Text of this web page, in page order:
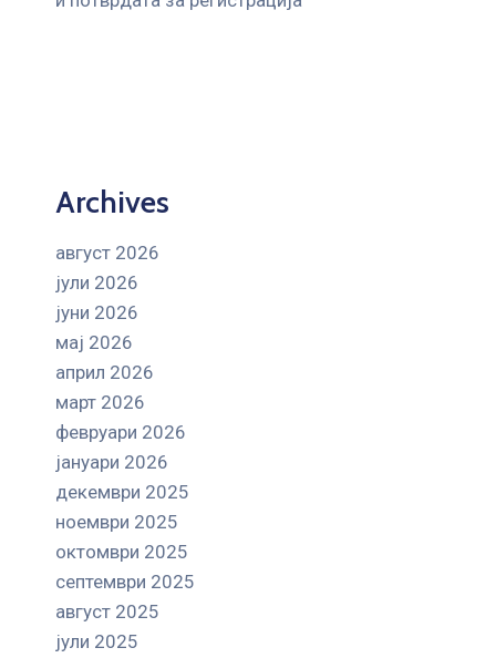
Archives
август 2026
јули 2026
јуни 2026
мај 2026
април 2026
март 2026
февруари 2026
јануари 2026
декември 2025
ноември 2025
октомври 2025
септември 2025
август 2025
јули 2025